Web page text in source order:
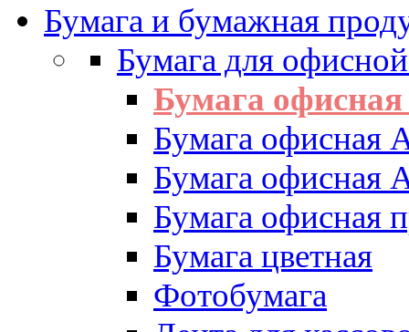
Бумага и бумажная
Бумага для
Бумага
Бумага офисная
Бумага офисная
Бумага офисная
Бумага цветная
Фотобумага